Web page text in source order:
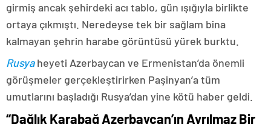
girmiş ancak şehirdeki acı tablo, gün ışığıyla birlikte
ortaya çıkmıştı. Neredeyse tek bir sağlam bina
kalmayan şehrin harabe görüntüsü yürek burktu.
Rusyaheyeti Azerbaycan ve Ermenistan’da önemli
görüşmeler gerçekleştirirken Paşinyan’a tüm
umutlarını başladığı Rusya’dan yine kötü haber geldi.
“Dağlık Karabağ Azerbaycan’ın Ayrılmaz Bir